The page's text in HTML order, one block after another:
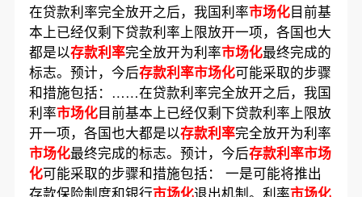
在贷款利率完全放开之后，我国利率市场化目前基
本上已经仅剩下贷款利率上限放开一项，各国也大
都是以存款利率完全放开为利率市场化最终完成的
标志。预计，今后存款利率市场化可能采取的步骤
和措施包括：……在贷款利率完全放开之后，我国
利率市场化目前基本上已经仅剩下贷款利率上限放
开一项，各国也大都是以存款利率完全放开为利率
市场化最终完成的标志。预计，今后存款利率市场
化可能采取的步骤和措施包括： 一是可能将推出
存款保险制度和银行市场化退出机制。利率市场化